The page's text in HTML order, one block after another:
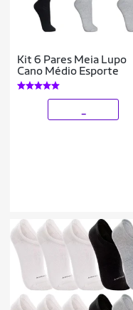
Kit 6 Pares Meia Lupo
Cano Médio Esporte